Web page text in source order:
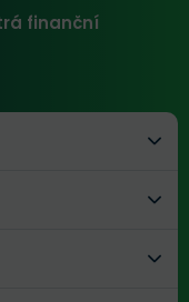
finanční